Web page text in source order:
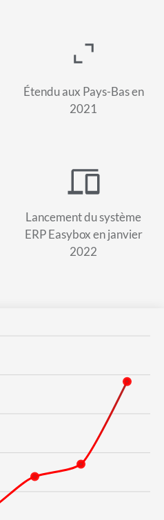
Étendu aux Pays-Bas en
2021
Lancement du système
ERP Easybox en janvier
2022